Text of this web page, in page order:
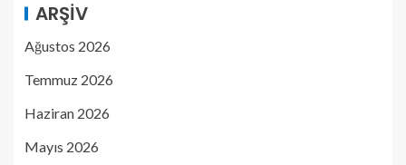
ARŞIV
Ağustos 2026
Temmuz 2026
Haziran 2026
Mayıs 2026